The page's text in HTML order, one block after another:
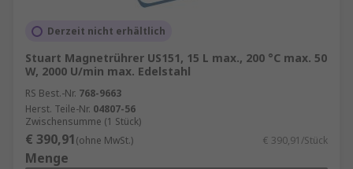
Derzeit nicht erhältlich
Stuart Magnetrührer US151, 15 L max., 200 °C max. 50
W, 2000 U/min max. Edelstahl
RS Best.-Nr. 768-9663
Herst. Teile-Nr. 04807-56
Zwischensumme (1 Stück)
€ 390,91(ohne MwSt.) € 390,91/Stück
Menge